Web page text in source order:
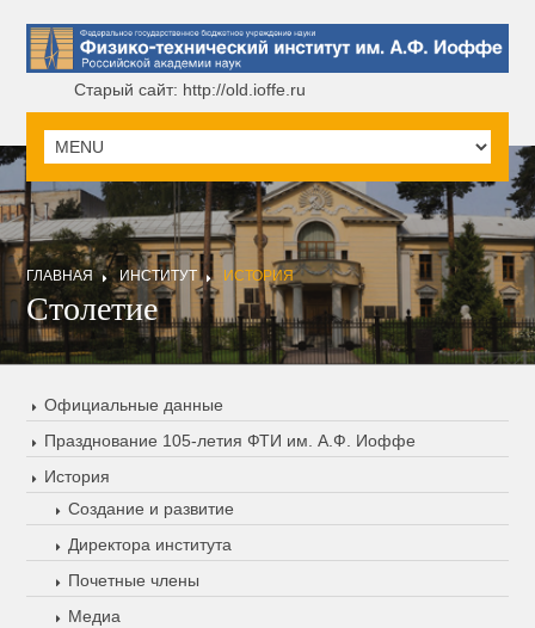
Старый сайт: http://old.ioffe.ru
ГЛАВНАЯ ИНСТИТУТ ИСТОРИЯ
Столетие
Официальные данные
Празднование 105-летия ФТИ им. А.Ф. Иоффе
История
Создание и развитие
Директора института
Почетные члены
Медиа